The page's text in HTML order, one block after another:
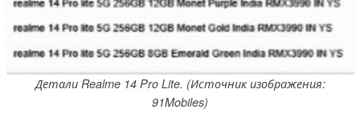
Детали Realme 14 Pro Lite. (Источник изображения:
91Mobiles)